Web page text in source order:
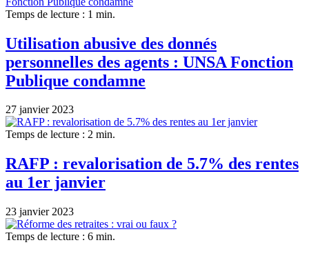
Temps de lecture : 1 min.
Utilisation abusive des donnés
personnelles des agents : UNSA Fonction
Publique condamne
27 janvier 2023
Temps de lecture : 2 min.
RAFP : revalorisation de 5.7% des rentes
au 1er janvier
23 janvier 2023
Temps de lecture : 6 min.